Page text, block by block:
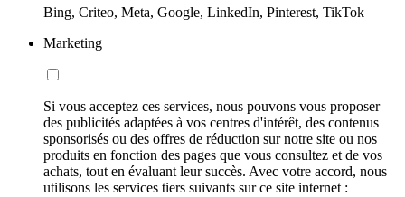
Bing, Criteo, Meta, Google, LinkedIn, Pinterest, TikTok
Marketing
Si vous acceptez ces services, nous pouvons vous proposer
des publicités adaptées à vos centres d'intérêt, des contenus
sponsorisés ou des offres de réduction sur notre site ou nos
produits en fonction des pages que vous consultez et de vos
achats, tout en évaluant leur succès. Avec votre accord, nous
utilisons les services tiers suivants sur ce site internet :